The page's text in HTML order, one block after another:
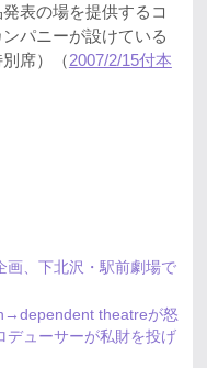
表の場を提供するコ
パニーが設けている
席）（2007/2/15付本
画、下北沢・駅前劇場で
theatreが怒
デューサーが私財を投げ